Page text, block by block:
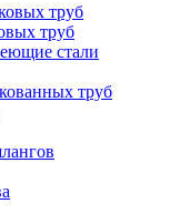
труб
труб
стали
труб